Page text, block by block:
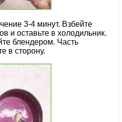
3-4 минут. Взбейте
и оставьте в холодильник.
блендером. Часть
в сторону.